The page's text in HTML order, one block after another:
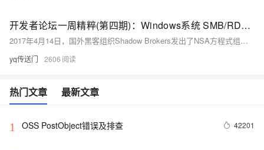
开发者论坛一周精粹(第四期)：Windows系统 SMB/RDP远程命令执行漏洞
2017年4月14日，国外黑客组织Shadow Brokers发出了NSA方程式组织的机密文档，包含了多个Windows 远程漏洞利用工具，该工具包可以可以覆盖全球70%的Windows服务器，为了确保您在阿里云上的业务安全，请您关注。
yq传送门 2606
热门文章 最新文章
1 OSS PostObject错误及排查 42201